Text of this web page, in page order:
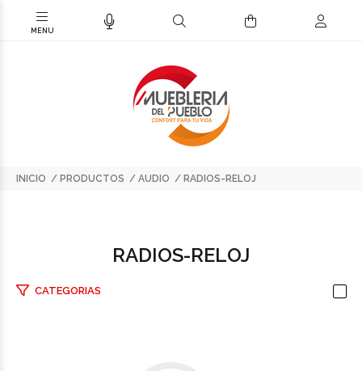
INICIO PRODUCTOS AUDIO RADIOS-RELOJ
RADIOS-RELOJ
CATEGORIAS